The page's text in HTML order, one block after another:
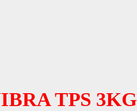
TPS 3KG